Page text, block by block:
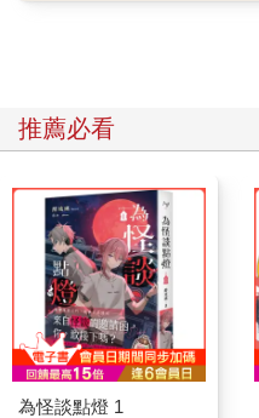
推薦必看
為怪談點燈 1